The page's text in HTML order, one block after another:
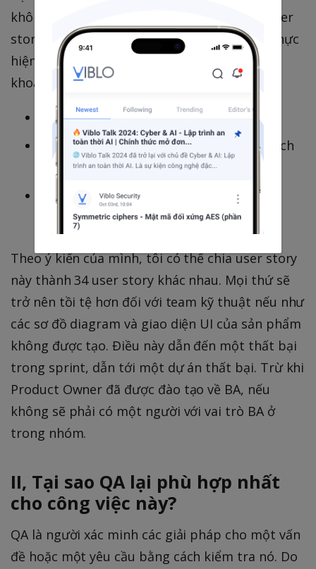
không có BA hoặc Product Owner tạo nên user
story, ví dụ: "Là một khách hàng, tôi muốn thực
hiện tất cả các hoạt động ngân hàng cho tài
khoản của mình" với các tiêu chí như:
Khách hàng có thể đăng nhập
Khách hàng có thể thực hiện các giao dịch
trong tài khoản của mình
Khách hàng có thể tải về các hoạt động
giao dịch trong lịch sử.v.v.
Theo ý kiến của mình, tôi có thể chia user story
này thành 34 user story khác nhau. Mọi thứ sẽ
trở nên tồi tệ hơn đối với team kỹ thuật nếu như
các sơ đồ diagram và giao diện UI của sản phẩm
không được tạo. Điều này dẫn đến một thất bại
trong sprint, dẫn tới một dự án thất bại. Trừ khi
Product Owner đã được đào tạo về BA, nếu
không sẽ phải có một người với vai trò BA ở
trong nhóm.
II, Tại sao QA lại phù hợp nhất
cho công việc này?
QA là người xác minh các giải pháp cho một vấn
đề hoặc một yêu cầu bằng cách kiểm tra nó. Do